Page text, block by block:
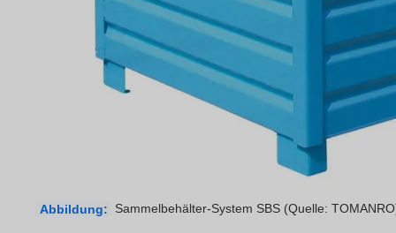
Abbildung: Sammelbehälter-System SBS (Quelle: